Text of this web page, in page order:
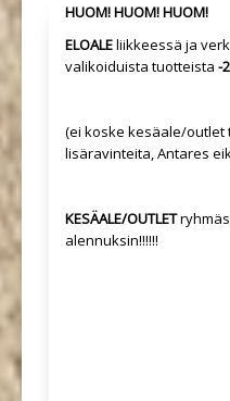
HUOM! HUOM! HUOM!
ELOALEliikkeessä ja
valikoiduista tuotteista -
(ei koske kesäale/outlet
lisäravinteita, Antares
KESÄALE/OUTLET
alennuksin!!!!!!